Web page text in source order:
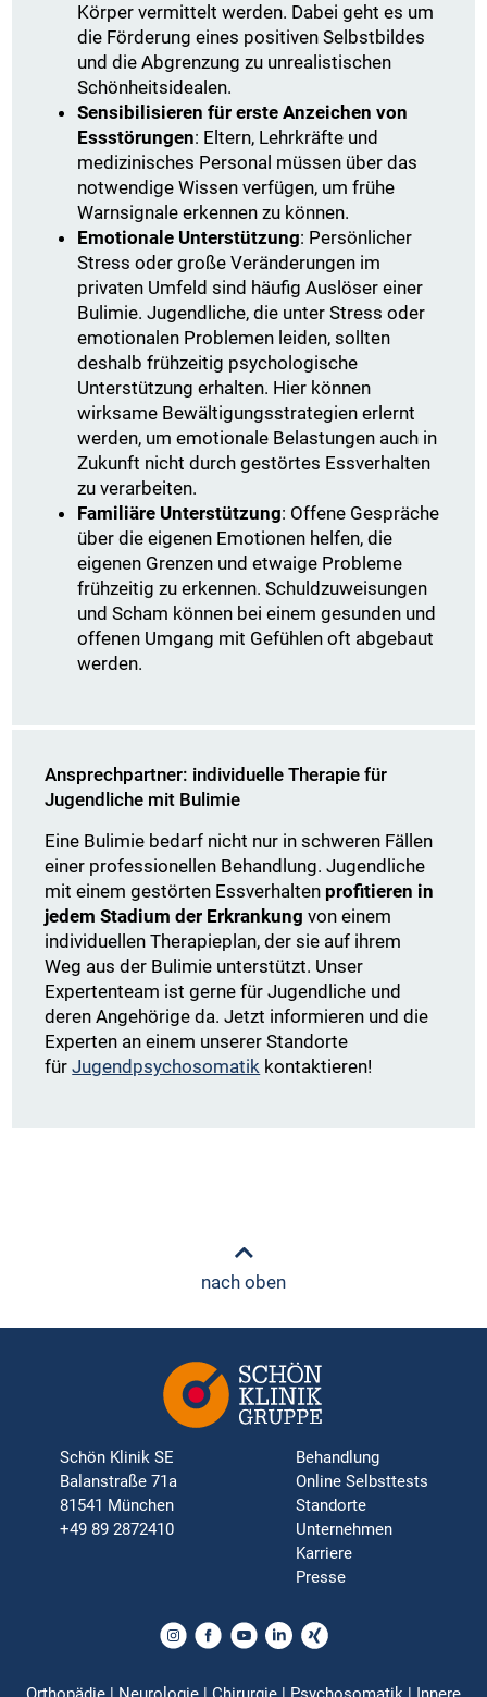
Körper vermittelt werden. Dabei geht es um
die Förderung eines positiven Selbstbildes
und die Abgrenzung zu unrealistischen
Schönheitsidealen.
Sensibilisieren für erste Anzeichen von
Essstörungen: Eltern, Lehrkräfte und
medizinisches Personal müssen über das
notwendige Wissen verfügen, um frühe
Warnsignale erkennen zu können.
Emotionale Unterstützung: Persönlicher
Stress oder große Veränderungen im
privaten Umfeld sind häufig Auslöser einer
Bulimie. Jugendliche, die unter Stress oder
emotionalen Problemen leiden, sollten
deshalb frühzeitig psychologische
Unterstützung erhalten. Hier können
wirksame Bewältigungsstrategien erlernt
werden, um emotionale Belastungen auch in
Zukunft nicht durch gestörtes Essverhalten
zu verarbeiten.
Familiäre Unterstützung: Offene Gespräche
über die eigenen Emotionen helfen, die
eigenen Grenzen und etwaige Probleme
frühzeitig zu erkennen. Schuldzuweisungen
und Scham können bei einem gesunden und
offenen Umgang mit Gefühlen oft abgebaut
werden.
Ansprechpartner: individuelle Therapie für
Jugendliche mit Bulimie
Eine Bulimie bedarf nicht nur in schweren Fällen
einer professionellen Behandlung. Jugendliche
mit einem gestörten Essverhalten profitieren in
jedem Stadium der Erkrankung von einem
individuellen Therapieplan, der sie auf ihrem
Weg aus der Bulimie unterstützt. Unser
Expertenteam ist gerne für Jugendliche und
deren Angehörige da. Jetzt informieren und die
Experten an einem unserer Standorte
fürJugendpsychosomatik kontaktieren!
nach oben
Schön Klinik SE
Balanstraße 71a
81541 München
+49 89 2872410
Behandlung
Online Selbsttests
Standorte
Unternehmen
Karriere
Presse